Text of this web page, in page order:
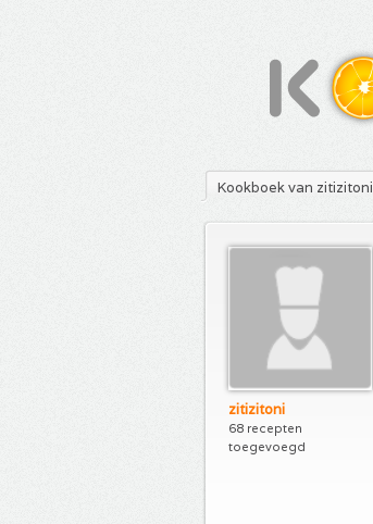
Kookboek van zitizitoni
zitizitoni
68 recepten
toegevoegd